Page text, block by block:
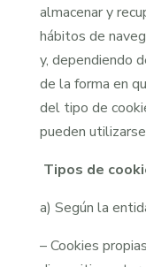
almacenar y
hábitos de
y, dependiendo
de la forma en
del tipo de
pueden
Tipos de
a) Según la
– Cookies